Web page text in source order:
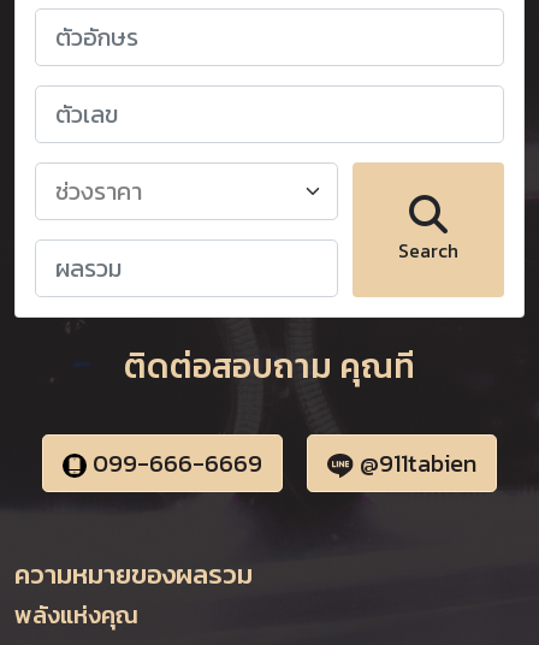
Search
ติดต่อสอบถาม คุณที
099-666-6669 @911tabien
ความหมายของผลรวม
พลังแห่งคุณ